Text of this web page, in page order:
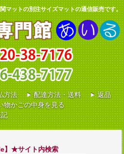
マットの別注サイズマットの通信販売です。
0120-38-7176
方法 配達方法・送料
返品
物かごの中身を見る
】★サイト内検索